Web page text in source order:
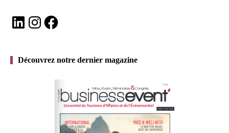
LinkedInInstagramFacebook
Découvrez notre dernier magazine